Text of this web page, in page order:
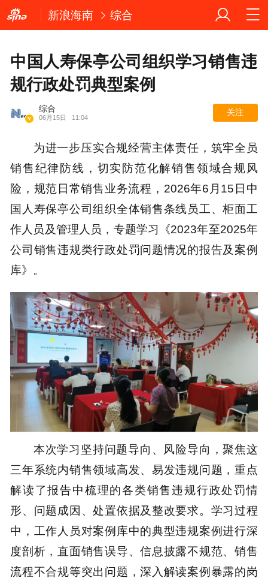
新浪海南 综合
中国人寿保亭公司组织学习销售违
规行政处罚典型案例
综合
06月15日 11:04
关注
为进一步压实合规经营主体责任，筑牢全员
销售纪律防线，切实防范化解销售领域合规风
险，规范日常销售业务流程，2026年6月15日中
国人寿保亭公司组织全体销售条线员工、柜面工
作人员及管理人员，专题学习《2023年至2025年
公司销售违规类行政处罚问题情况的报告及案例
库》。
本次学习坚持问题导向、风险导向，聚焦这
三年系统内销售领域高发、易发违规问题，重点
解读了报告中梳理的各类销售违规行政处罚情
形、问题成因、处置依据及整改要求。学习过程
中，工作人员对案例库中的典型违规案例进行深
度剖析，直面销售误导、信息披露不规范、销售
流程不合规等突出问题，深入解读案例暴露的岗